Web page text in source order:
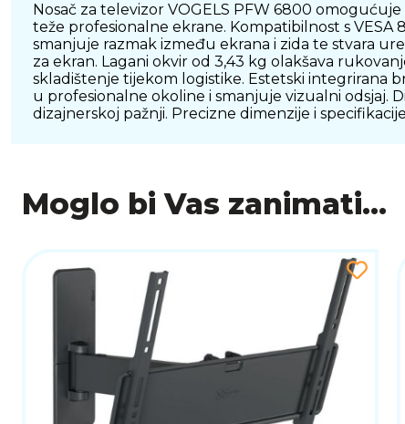
Nosač za televizor VOGELS PFW 6800
teže profesionalne ekrane. Kompatibilnost s
smanjuje razmak između ekrana i zida te stvara
za ekran. Lagani okvir od 3,43 kg olakšava
skladištenje tijekom logistike. Estetski integrirana
u profesionalne okoline i smanjuje vizualni odsjaj.
dizajnerskoj pažnji. Precizne dimenzije i
Moglo bi Vas zanimati...